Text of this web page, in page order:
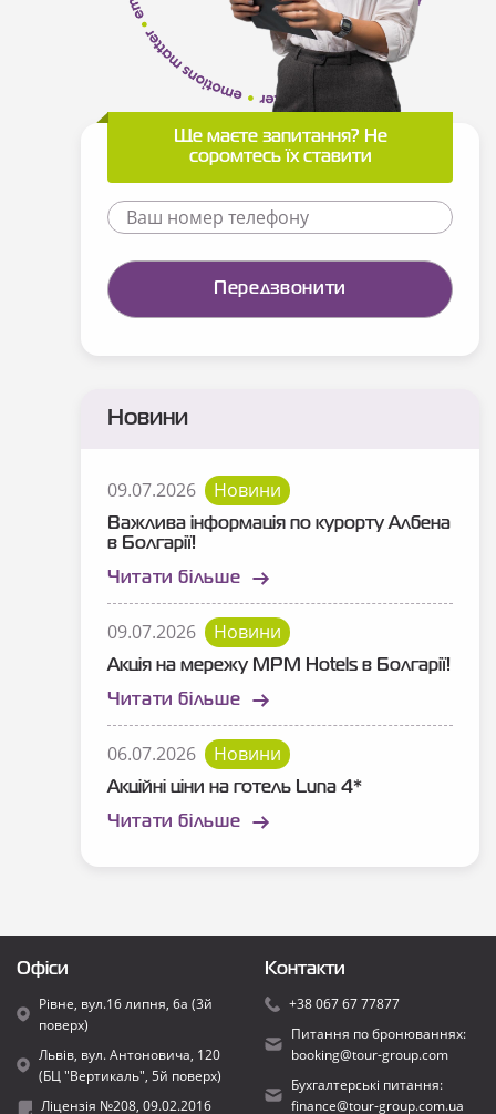
Ще маєте запитання? Не
соромтесь їх ставити
Новини
09.07.2026 Новини
Важлива інформація по курорту Албена
в Болгарії!
Читати більше
09.07.2026 Новини
Акція на мережу MPM Hotels в Болгарії!
Читати більше
06.07.2026 Новини
Акційні ціни на готель Luna 4*
Читати більше
Офіси
Рівне, вул.16 липня, 6а (3й
поверх)
Львів, вул. Антоновича, 120
(БЦ "Вертикаль", 5й поверх)
Ліцензія №208, 09.02.2016
Контакти
+38 067 67 77877
Питання по бронюваннях:
booking@tour-group.com
Бухгалтерські питання:
finance@tour-group.com.ua